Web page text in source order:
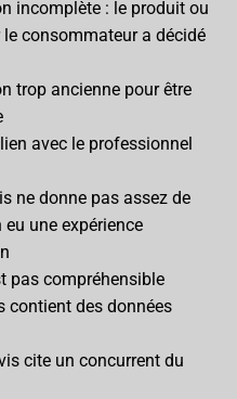
incomplète : le produit ou
consommateur a décidé
trop ancienne pour être
avec le professionnel
ne donne pas assez de
une expérience
pas compréhensible
contient des données
cite un concurrent du